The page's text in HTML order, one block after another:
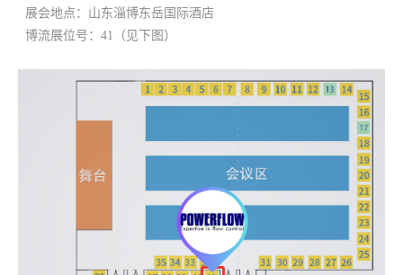
展会地点：山东淄博东岳国际酒店
博流展位号：41（见下图）